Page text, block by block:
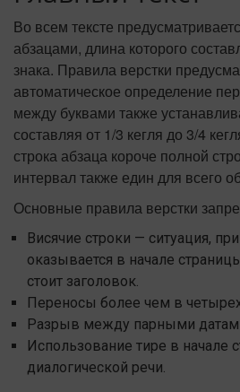
Во всем тексте
абзацами, длина которого
знака. Правила верстки
автоматическое определение
между буквами также
составляя от 1/3 кегля до 3/4
строка абзаца короче полной
интервал также един для всего
Основные правила верстки
Висячие строки — ситуация,
оказывается в начале
стоит заголовок.
Переносы более чем в
Разрыв между парными
Использование тире в начале
диалогической речи.